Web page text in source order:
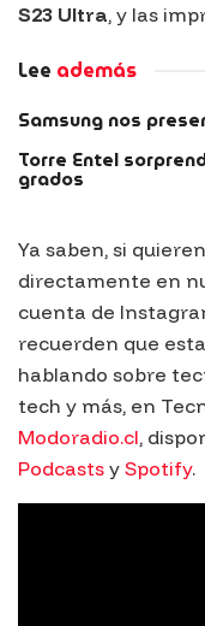
S23 Ultra, y las
Lee además
Samsung nos
Torre Entel
grados
Ya saben, si
directamente en
cuenta de
recuerden que
hablando sobre
tech y más, en
Modoradio.cl,
Podcasts y Spotify.